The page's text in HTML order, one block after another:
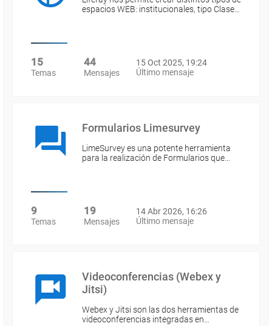
espacios WEB: institucionales, tipo Clase…
15
Temas
44
Mensajes
15 Oct 2025, 19:24
Último mensaje
Formularios Limesurvey
LimeSurvey es una potente herramienta
para la realización de Formularios que…
9
Temas
19
Mensajes
14 Abr 2026, 16:26
Último mensaje
Videoconferencias (Webex y
Jitsi)
Webex y Jitsi son las dos herramientas de
videoconferencias integradas en…